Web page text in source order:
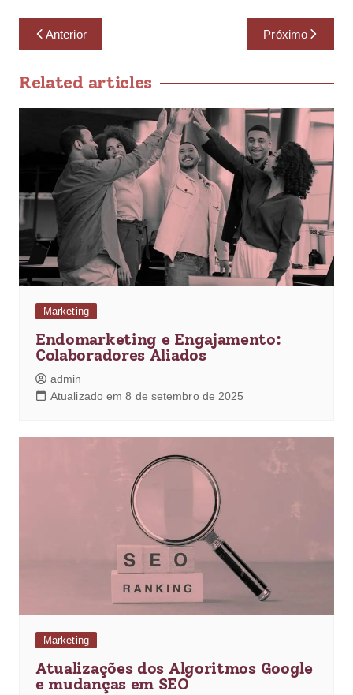
Anterior Próximo
Related articles
Marketing
Endomarketing e Engajamento:
Colaboradores Aliados
admin
Atualizado em 8 de setembro de 2025
Marketing
Atualizações dos Algoritmos Google
e mudanças em SEO